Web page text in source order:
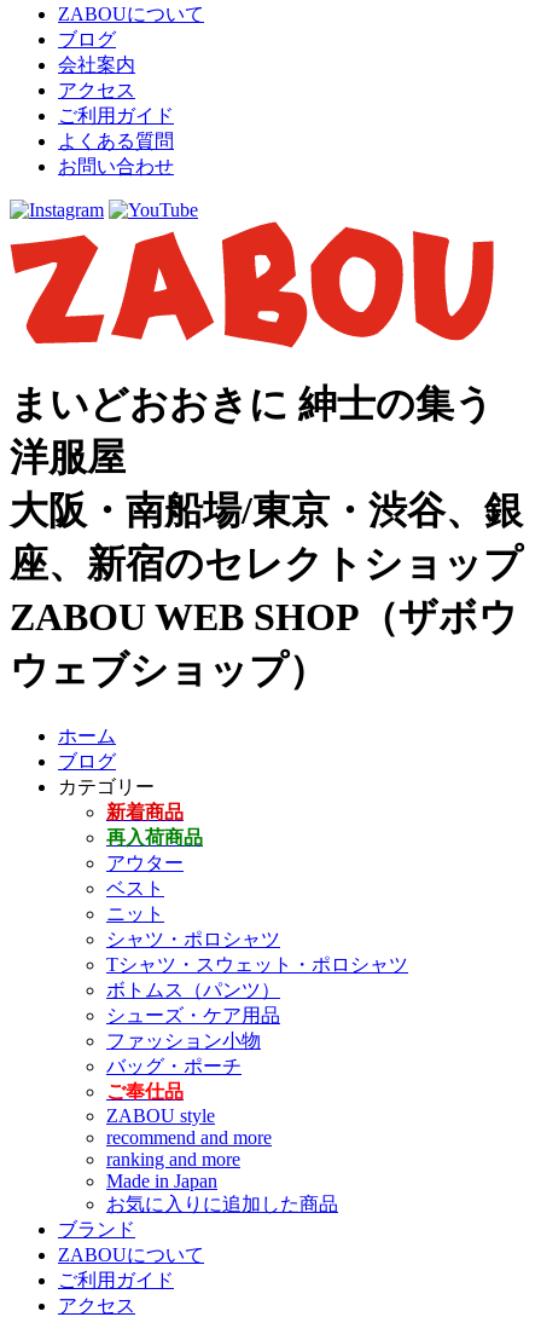
ZABOUについて
ブログ
会社案内
アクセス
ご利用ガイド
よくある質問
お問い合わせ
まいどおおきに 紳士の集う
洋服屋
大阪・南船場/東京・渋谷、銀
座、新宿のセレクトショップ
ZABOU WEB SHOP（ザボウ
ウェブショップ）
ホーム
ブログ
カテゴリー
新着商品
再入荷商品
アウター
ベスト
ニット
シャツ・ポロシャツ
Tシャツ・スウェット・ポロシャツ
ボトムス（パンツ）
シューズ・ケア用品
ファッション小物
バッグ・ポーチ
ご奉仕品
ZABOU style
recommend and more
ranking and more
Made in Japan
お気に入りに追加した商品
ブランド
ZABOUについて
ご利用ガイド
アクセス